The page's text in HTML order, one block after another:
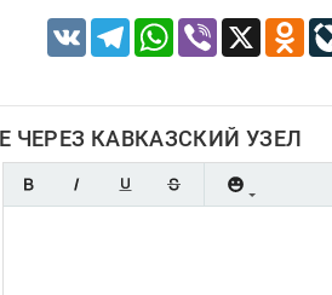
VK TelegramWhatsApp
Viber X
КАВКАЗСКИЙ УЗЕЛ